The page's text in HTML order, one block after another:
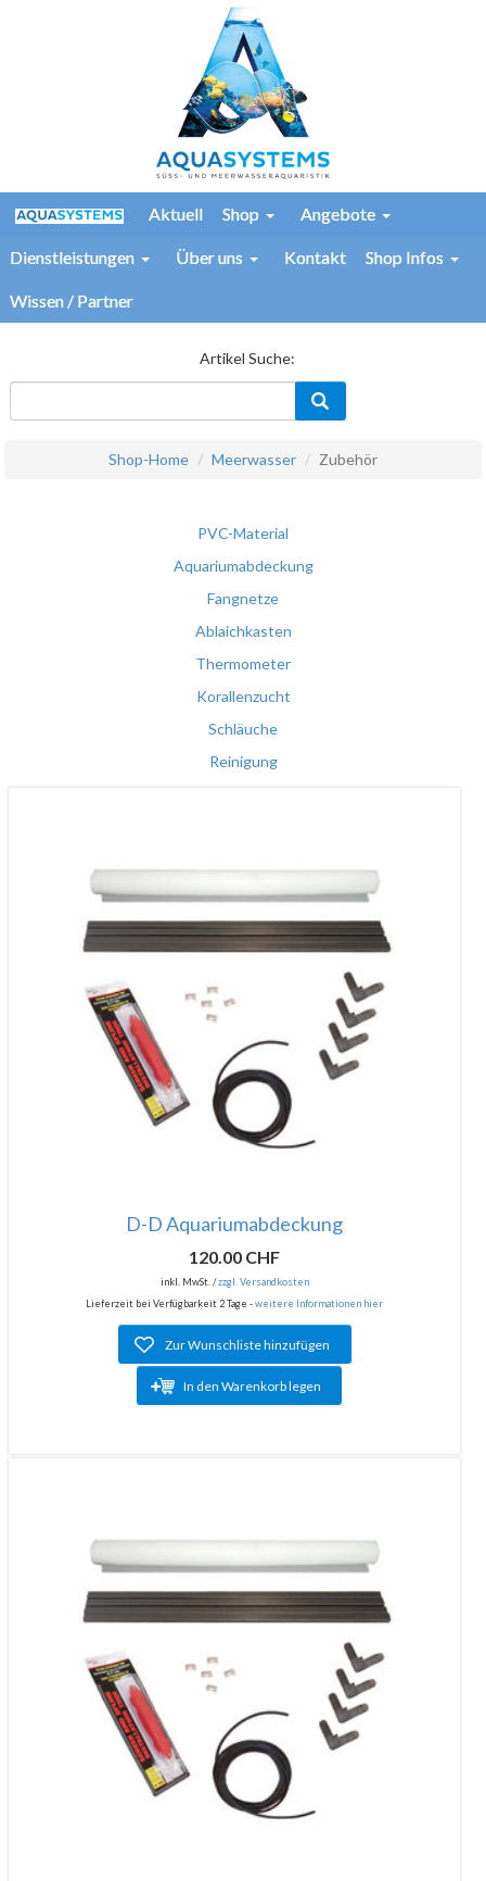
Aktuell Shop Angebote
Dienstleistungen Über uns Kontakt Shop Infos
Wissen / Partner
Artikel Suche:
Shop-Home Meerwasser Zubehör
PVC-Material
Aquariumabdeckung
Fangnetze
Ablaichkasten
Thermometer
Korallenzucht
Schläuche
Reinigung
D-D Aquariumabdeckung
120.00 CHF
inkl. MwSt. /zzgl. Versandkosten
Lieferzeit bei Verfügbarkeit 2 Tage -weitere Informationen hier
Zur Wunschliste hinzufügen
In den Warenkorb legen